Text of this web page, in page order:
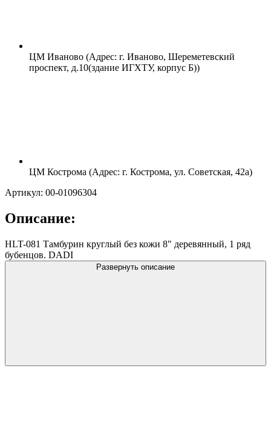
ЦМ Иваново (Адрес: г. Иваново, Шереметевский
проспект, д.10(здание ИГХТУ, корпус Б))
ЦМ Кострома (Адрес: г. Кострома, ул. Советская, 42а)
Артикул: 00-01096304
Описание:
HLT-081 Тамбурин круглый без кожи 8" деревянный, 1 ряд
бубенцов. DADI
Развернуть описание